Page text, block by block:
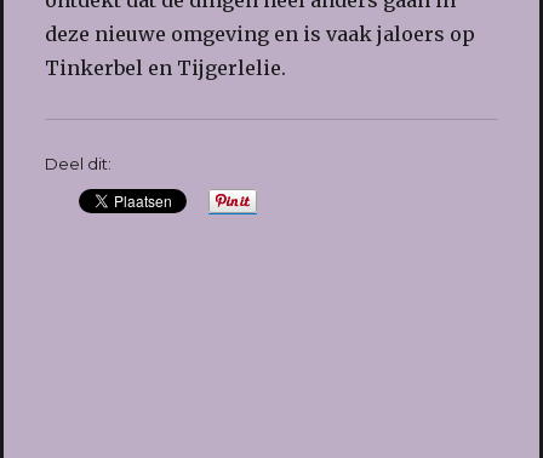
deze nieuwe omgeving en is vaak jaloers op
Tinkerbel en Tijgerlelie.
Deel dit: